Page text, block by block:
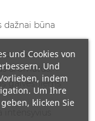
dažnai būna
dažnai
aromatus.
gaivesniems
und Cookies von
Und
indem
Um Ihre
klicken Sie